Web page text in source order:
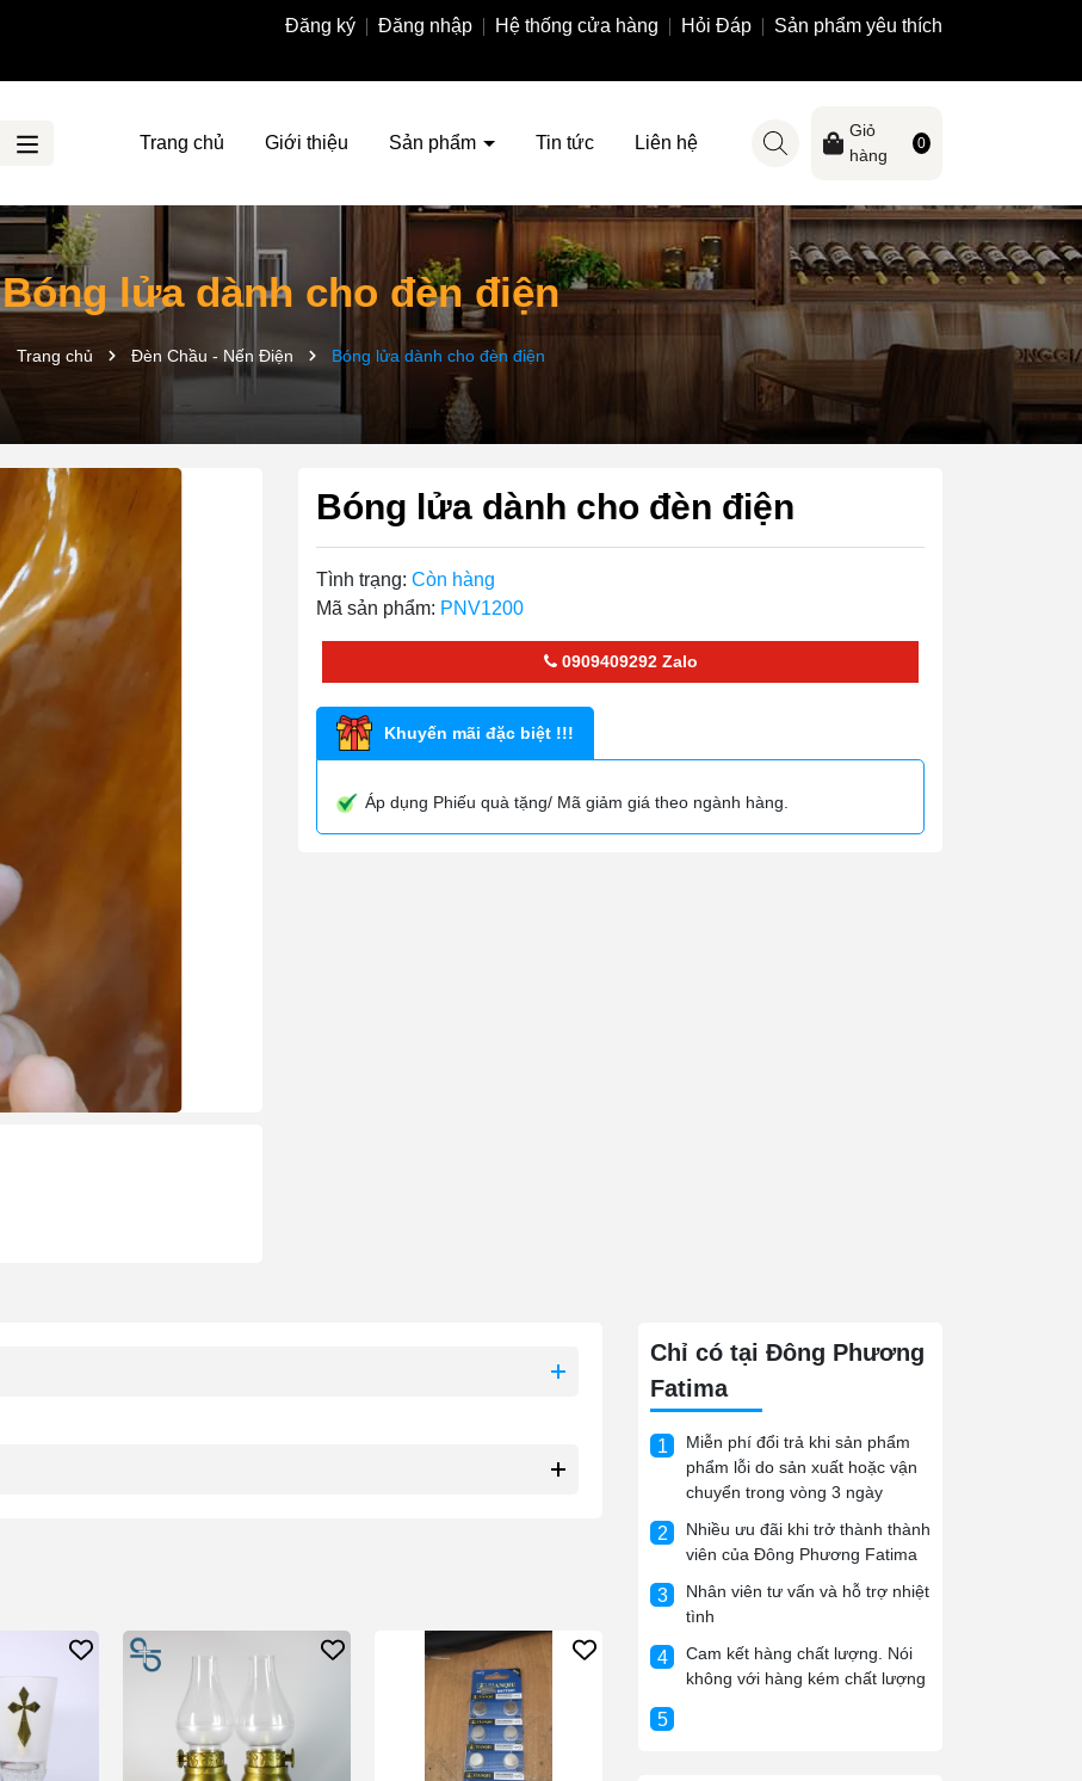
Đăng ký Đăng nhập Hệ thống cửa hàng Hỏi Đáp Sản phẩm yêu thích
Trang chủ Giới thiệu Sản phẩm Tin tức Liên hệ
Giỏ
hàng
0
Bóng lửa dành cho đèn điện
Trang chủ Đèn Chầu - Nến Điện Bóng lửa dành cho đèn điện
Bóng lửa dành cho đèn điện
Tình trạng: Còn hàng
Mã sản phẩm: PNV1200
0909409292Zalo
Khuyến mãi đặc biệt !!!
Áp dụng Phiếu quà tặng/ Mã giảm giá theo ngành hàng.
Chỉ có tại Đông Phương
Fatima
1
Miễn phí đổi trả khi sản phẩm
phẩm lỗi do sản xuất hoặc vận
chuyển trong vòng 3 ngày
2
Nhiều ưu đãi khi trở thành thành
viên của Đông Phương Fatima
3
Nhân viên tư vấn và hỗ trợ nhiệt
tình
4
Cam kết hàng chất lượng. Nói
không với hàng kém chất lượng
5